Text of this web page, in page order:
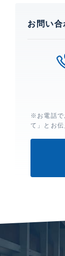
お問い合
※お電話で
て」とお伝